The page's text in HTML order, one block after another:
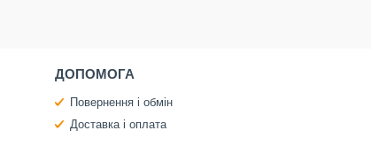
ДОПОМОГА
Повернення і обмін
Доставка і оплата